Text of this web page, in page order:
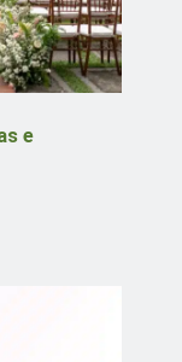
e